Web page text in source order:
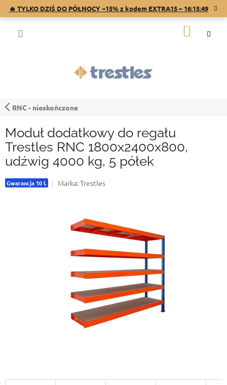
🔥 TYLKO DZIŚ DO PÓŁNOCY −15% z kodem EXTRA15 – 16:15:48
RNC - nieskończone
Moduł dodatkowy do regału
Trestles RNC 1800x2400x800,
udźwig 4000 kg, 5 półek
Gwarancja 10 l. Marka:Trestles